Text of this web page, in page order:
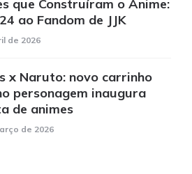
que Construíram o Anime:
ao Fandom de JJK
de 2026
x Naruto: novo carrinho
personagem inaugura
de animes
de 2026